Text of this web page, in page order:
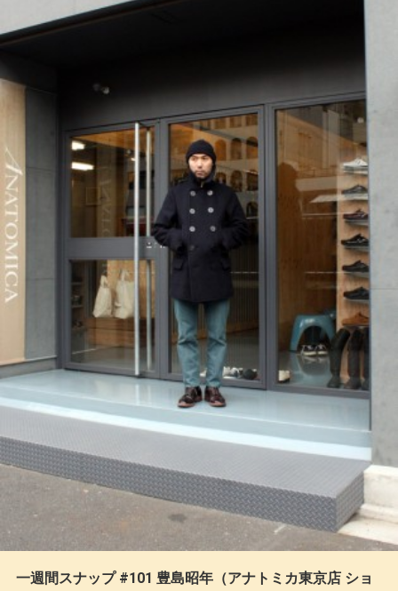
一週間スナップ #101 豊島昭年（アナトミカ東京店 ショ